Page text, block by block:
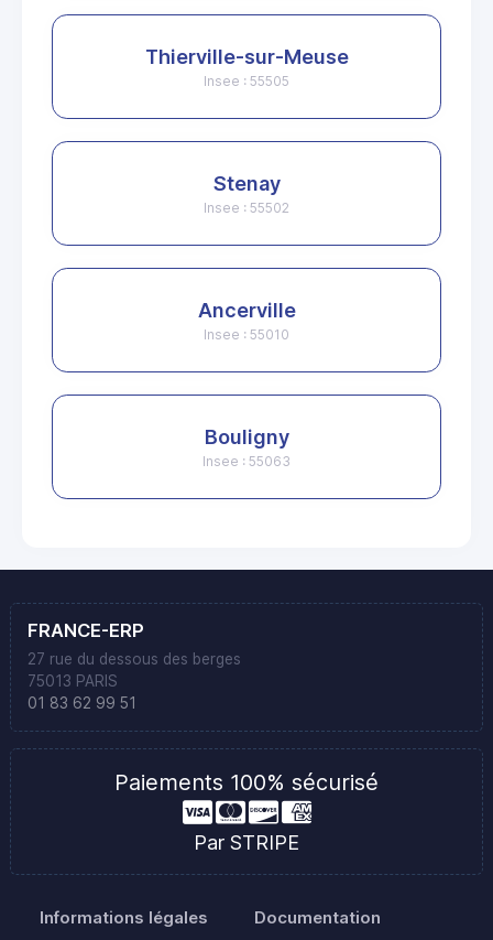
Thierville-sur-Meuse
Insee : 55505
Stenay
Insee : 55502
Ancerville
Insee : 55010
Bouligny
Insee : 55063
FRANCE-ERP
27 rue du dessous des berges
75013 PARIS
01 83 62 99 51
Paiements 100% sécurisé
Par STRIPE
Informations légales Documentation